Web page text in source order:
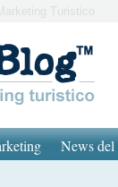
Turistico
News del